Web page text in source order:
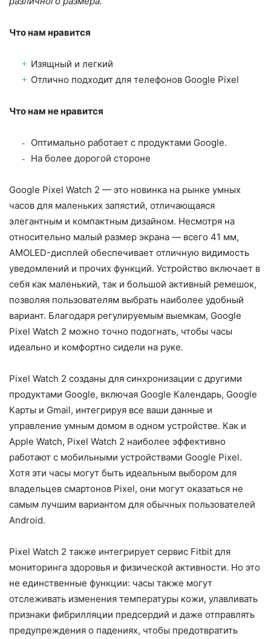
Что нам нравится
Изящный и легкий
Отлично подходит для телефонов Google Pixel
Что нам не нравится
Оптимально работает с продуктами Google.
На более дорогой стороне
Google Pixel Watch 2 — это новинка на рынке умных
часов для маленьких запястий, отличающаяся
элегантным и компактным дизайном. Несмотря на
относительно малый размер экрана — всего 41 мм,
AMOLED-дисплей обеспечивает отличную видимость
уведомлений и прочих функций. Устройство включает в
себя как маленький, так и большой активный ремешок,
позволяя пользователям выбрать наиболее удобный
вариант. Благодаря регулируемым выемкам, Google
Pixel Watch 2 можно точно подогнать, чтобы часы
идеально и комфортно сидели на руке.
Pixel Watch 2 созданы для синхронизации с другими
продуктами Google, включая Google Календарь, Google
Карты и Gmail, интегрируя все ваши данные и
управление умным домом в одном устройстве. Как и
Apple Watch, Pixel Watch 2 наиболее эффективно
работают с мобильными устройствами Google Pixel.
Хотя эти часы могут быть идеальным выбором для
владельцев смартонов Pixel, они могут оказаться не
самым лучшим вариантом для обычных пользователей
Android.
Pixel Watch 2 также интегрирует сервис Fitbit для
мониторинга здоровья и физической активности. Но это
не единственные функции: часы также могут
отслеживать изменения температуры кожи, улавливать
признаки фибрилляции предсердий и даже отправлять
предупреждения о падениях, чтобы предотвратить